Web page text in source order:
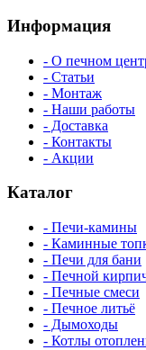
Информация
- О печном
- Статьи
- Монтаж
- Наши работы
- Доставка
- Контакты
- Акции
Каталог
- Печи-камины
- Каминные
- Печи для бани
- Печной
- Печные смеси
- Печное литьё
- Дымоходы
- Котлы